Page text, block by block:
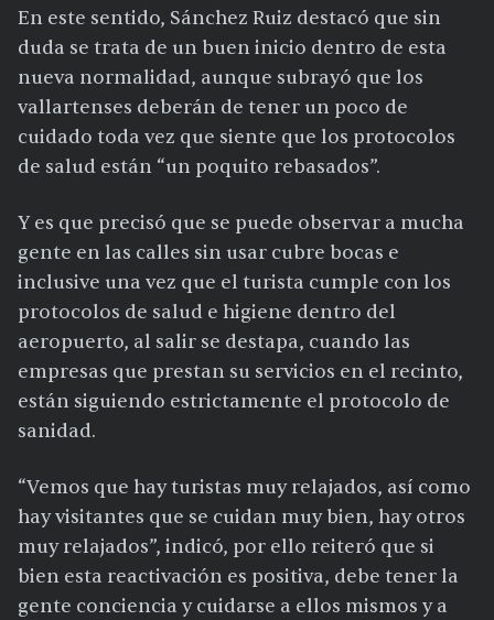
En este sentido, Sánchez Ruiz destacó que sin
duda se trata de un buen inicio dentro de esta
nueva normalidad, aunque subrayó que los
vallartenses deberán de tener un poco de
cuidado toda vez que siente que los protocolos
de salud están “un poquito rebasados”.
Y es que precisó que se puede observar a mucha
gente en las calles sin usar cubre bocas e
inclusive una vez que el turista cumple con los
protocolos de salud e higiene dentro del
aeropuerto, al salir se destapa, cuando las
empresas que prestan su servicios en el recinto,
están siguiendo estrictamente el protocolo de
sanidad.
“Vemos que hay turistas muy relajados, así como
hay visitantes que se cuidan muy bien, hay otros
muy relajados”, indicó, por ello reiteró que si
bien esta reactivación es positiva, debe tener la
gente conciencia y cuidarse a ellos mismos y a